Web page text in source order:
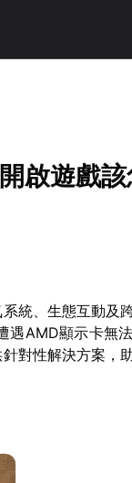
啟遊戲
統、生態互動及
遇AMD顯示卡無
對性解決方案，